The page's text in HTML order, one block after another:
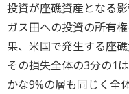
投資が座礁資産となる
ガス田への投資の所有
果、米国で発生する座
その損失全体の3分の1
かな9%の層も同じく全